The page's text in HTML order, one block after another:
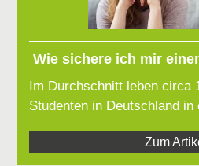
Wie sichere ich mir
Im Durchschnitt leben circa
Studenten in Deutschland
Zum